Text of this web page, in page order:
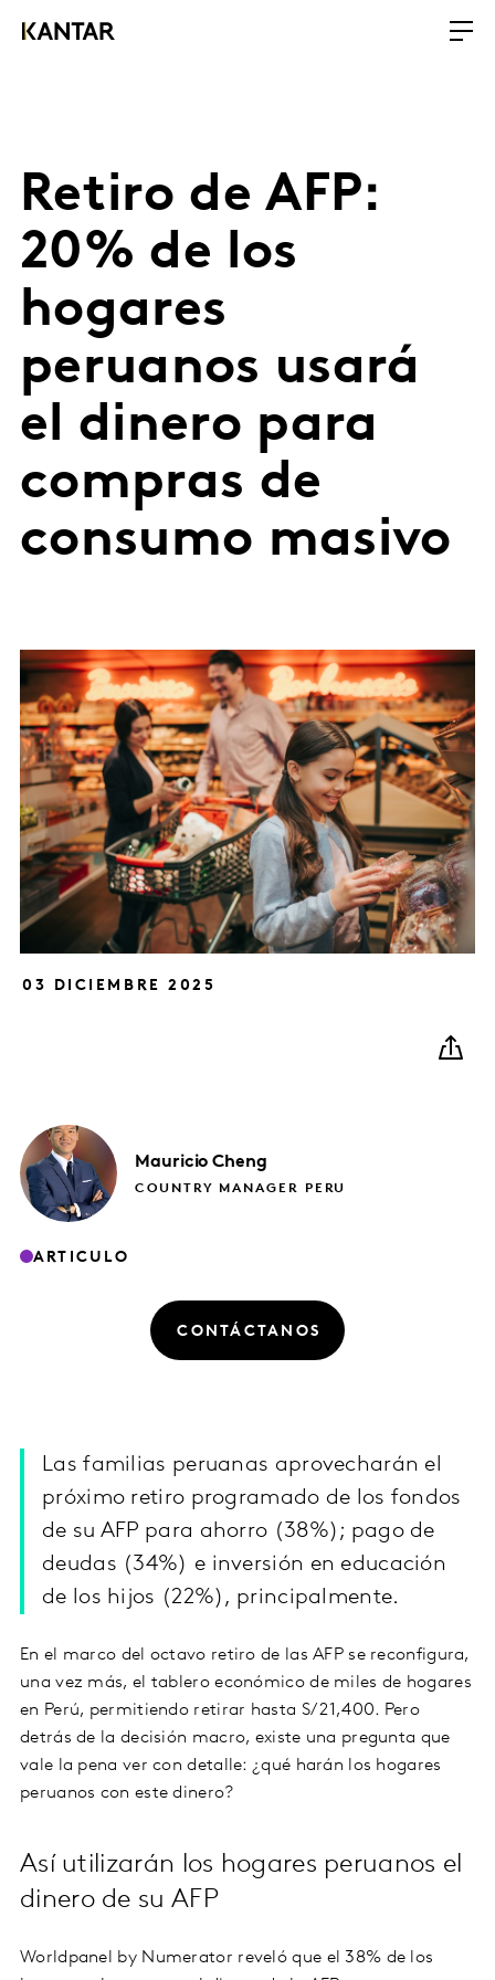
Retiro de AFP:
20% de los
hogares
peruanos usará
el dinero para
compras de
consumo masivo
03 DICIEMBRE 2025
MauricioCheng
COUNTRY MANAGER PERU
ARTICULO
CONTÁCTANOS
Las familias peruanas aprovecharán el
próximo retiro programado de los fondos
de su AFP para ahorro (38%); pago de
deudas (34%) e inversión en educación
de los hijos (22%), principalmente.
En el marco del octavo retiro de las AFP se reconfigura,
una vez más, el tablero económico de miles de hogares
en Perú, permitiendo retirar hasta S/ 21,400. Pero
detrás de la decisión macro, existe una pregunta que
vale la pena ver con detalle: ¿qué harán los hogares
peruanos con este dinero?
Así utilizarán los hogares peruanos el
dinero de su AFP
Worldpanel by Numerator reveló que el 38% de los